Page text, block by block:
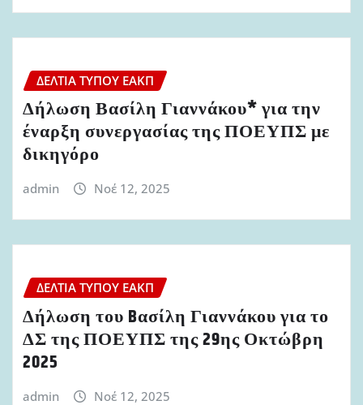
ΔΕΛΤΊΑ ΤΎΠΟΥ ΕΑΚΠ
Δήλωση Βασίλη Γιαννάκου* για την
έναρξη συνεργασίας της ΠΟΕΥΠΣ με
δικηγόρο
admin Νοέ 12, 2025
ΔΕΛΤΊΑ ΤΎΠΟΥ ΕΑΚΠ
Δήλωση του Bασίλη Γιαννάκου για το
ΔΣ της ΠΟΕΥΠΣ της 29ης Οκτώβρη
2025
admin Νοέ 12, 2025